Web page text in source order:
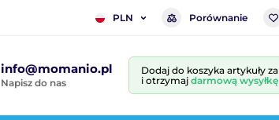
PLN Porównanie
info@momanio.pl
Napisz do nas
Dodaj do koszyka artykuły za
i otrzymaj darmową wysyłkę